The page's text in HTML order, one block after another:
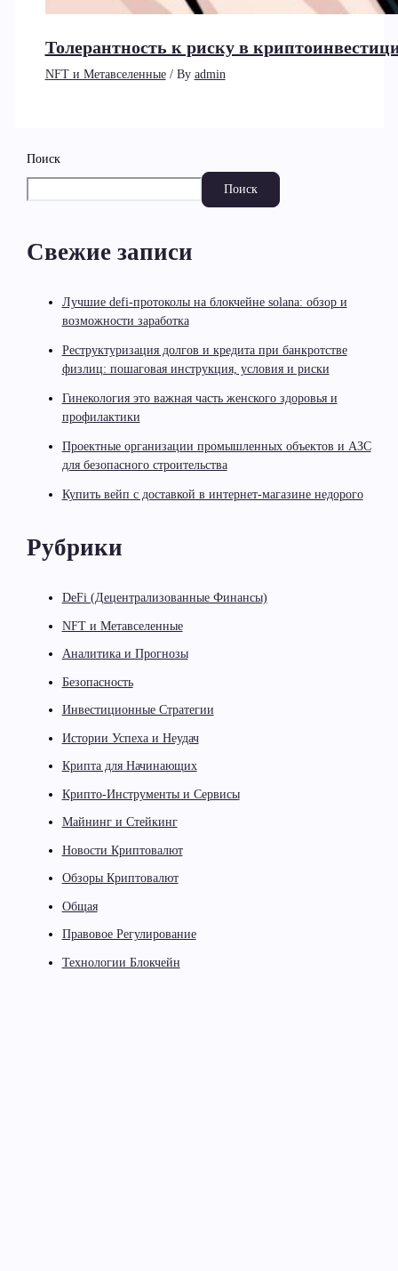
Толерантность к риску в
NFT и Метавселенные/ By admin
Поиск
Поиск
Свежие записи
Лучшие defi-протоколы на блокчейне solana: обзор и
возможности заработка
Реструктуризация долгов и кредита при банкротстве
физлиц: пошаговая инструкция, условия и риски
Гинекология это важная часть женского здоровья и
профилактики
Проектные организации промышленных объектов и АЗС
для безопасного строительства
Купить вейп с доставкой в интернет-магазине недорого
Рубрики
DeFi (Децентрализованные Финансы)
NFT и Метавселенные
Аналитика и Прогнозы
Безопасность
Инвестиционные Стратегии
Истории Успеха и Неудач
Крипта для Начинающих
Крипто-Инструменты и Сервисы
Майнинг и Стейкинг
Новости Криптовалют
Обзоры Криптовалют
Общая
Правовое Регулирование
Технологии Блокчейн